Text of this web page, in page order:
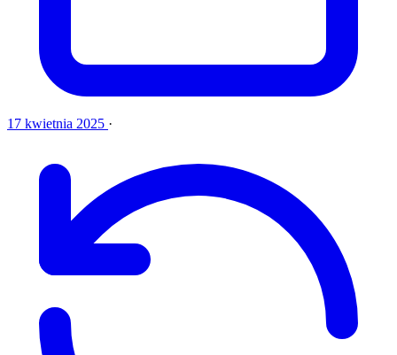
17 kwietnia 2025 ·